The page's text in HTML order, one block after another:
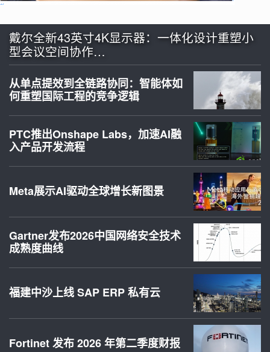
戴尔全新43英寸4K显示器：一体化设计重塑小
型会议空间协作…
从单点提效到全链路协同：智能体如
何重塑国际工程的竞争逻辑
PTC推出Onshape Labs，加速AI融
入产品开发流程
Meta展示AI驱动全球增长新图景
Gartner发布2026中国网络安全技术
成熟度曲线
福建中沙上线 SAP ERP 私有云
Fortinet 发布 2026 年第二季度财报